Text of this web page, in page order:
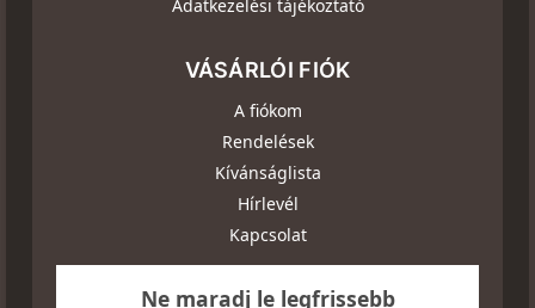
Adatkezelési tájékoztató
VÁSÁRLÓI FIÓK
A fiókom
Rendelések
Kívánságlista
Hírlevél
Kapcsolat
Ne maradj le legfrissebb